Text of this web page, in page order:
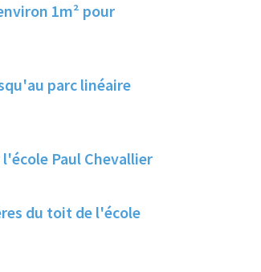
1m² pour
parc linéaire
Paul Chevallier
du toit de l'école